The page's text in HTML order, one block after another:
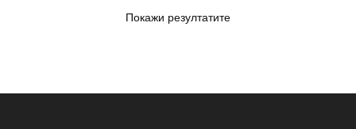
Покажи резултатите